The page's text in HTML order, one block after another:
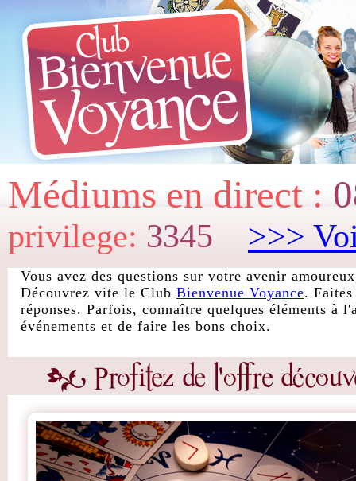
Médiums en direct :
privilege: 3345 >>>
Vous avez des questions sur votre avenir
Découvrez vite le Club Bienvenue Voyance.
réponses. Parfois, connaître quelques éléments à
événements et de faire les bons choix.